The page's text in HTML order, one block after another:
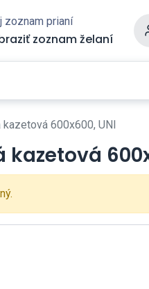
zoznam prianí
zoznam želaní
kazetová 600x600, UNI